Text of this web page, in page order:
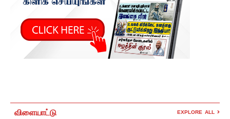
விளையாட்டு EXPLORE ALL